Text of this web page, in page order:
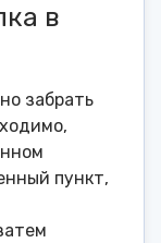
в
забрать
пункт,